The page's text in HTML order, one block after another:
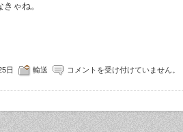
ゃね。
日 輸送 コメントを受け付けていません。